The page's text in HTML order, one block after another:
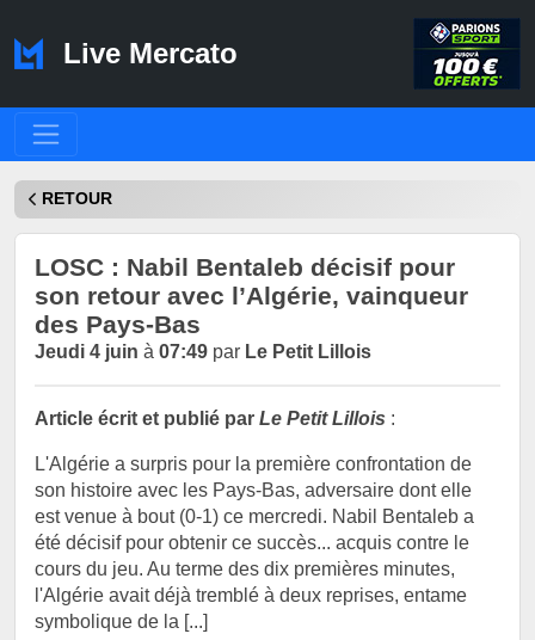
Live Mercato
RETOUR
LOSC : Nabil Bentaleb décisif pour
son retour avec l’Algérie, vainqueur
des Pays-Bas
Jeudi 4 juin à 07:49 par Le Petit Lillois
Article écrit et publié par Le Petit Lillois :
L'Algérie a surpris pour la première confrontation de
son histoire avec les Pays-Bas, adversaire dont elle
est venue à bout (0-1) ce mercredi. Nabil Bentaleb a
été décisif pour obtenir ce succès... acquis contre le
cours du jeu. Au terme des dix premières minutes,
l'Algérie avait déjà tremblé à deux reprises, entame
symbolique de la [...]